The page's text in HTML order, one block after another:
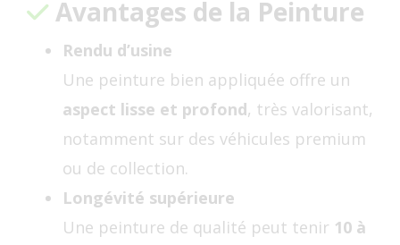
Avantages de la Peinture
Rendu d’usine
Une peinture bien appliquée offre un
aspect lisse et profond, très valorisant,
notamment sur des véhicules premium
ou de collection.
Longévité supérieure
Une peinture de qualité peut tenir 10 à